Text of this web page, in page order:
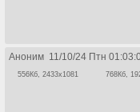
Аноним 11/10/24 Птн
556Кб, 2433x1081 768Кб,